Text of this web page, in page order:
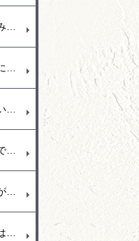
コケの除去剤を実際に使用してみましたが、コケにかけてすぐに枯れるというものではなく数日間かけてゆっくり効いてくるみたいです。また、コケ以外にもカビの発生の多いので、塀など高圧洗浄で洗えるなら洗い流した方が早いと感じました。
塗装仕上げの基本は「速く均等に塗り広げる」事が重要で、樋の部分では繋ぎ目までを通しで塗り広げることで艶も均等な仕上がりとなるので、途中で手を止めないように気を付けて仕上げています。
弊社ではサイディング外壁も臭いの少ない水溶性塗料を使用することが多く耐久性に優れた塗膜と汚れにくい低汚染型の塗料（関西ペイント・トウペ）を使用しています。もちろん艶あり塗料と艶消し塗料があり、水弾き重視では艶あり塗料を推奨、和風の日本作りのお宅では艶消し塗料の落ち着いた空間作りなどお勧めしています。
古くなった屋根材（波板）は手で触ってみると分かりますがとても脆く少し手で押さえただけでもパリッとひび割れが出ることがあります。この場合は屋根の寿命なので台風が近づくこの季節は早めに取り換える事をお勧めします。強風で隣接お宅に飛んでいくとご迷惑おおかけしてしまう事もあるので早めの対応をお願いいたします。
厚膜塗装仕上げ通常よりも塗膜が分厚い分、施工単価も高くなりますが、耐久性が強いので車の駐車スペースやリフト走行などもできて硬い仕上がりとなります。
普段は雨の予想が出ている場合は塗装以外の養生（ビニール貼り）や清掃や下地処理など雨がいつ降っても大丈夫のように体制を整えてます。